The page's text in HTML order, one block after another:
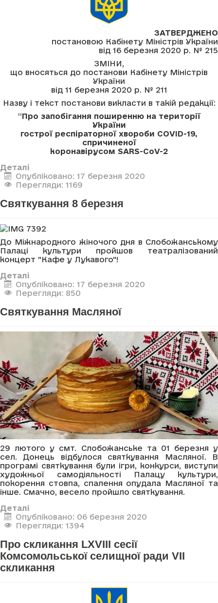
ЗАТВЕРДЖЕНО
постановою Кабінету Міністрів України
від 16 березня 2020 р. № 215
ЗМІНИ,
що вносяться до постанови Кабінету Міністрів
України
від 11 березня 2020 р. № 211
Назву і текст постанови викласти в такій редакції:
“Про запобігання поширенню на території
України
гострої респіраторної хвороби COVID-19,
спричиненої
коронавірусом SARS-CoV-2
Деталі
Опубліковано: 17 березня 2020
Перегляди: 1169
Святкування 8 березня
До Міжнародного жіночого дня в Слобожанському
Палаці культури пройшов театралізований
концерт "Кафе у Лукавого"!
Деталі
Опубліковано: 17 березня 2020
Перегляди: 850
Святкування Масляної
29 лютого у смт. Слобожанське та 01 березня у
сел. Донець відбулося святкування Масляної. В
програмі святкування були ігри, конкурси, виступи
художньої самодіяльності Палацу культури,
покорення стовпа, спалення опудала Масляної та
інше. Смачно, весело пройшло святкування.
Деталі
Опубліковано: 06 березня 2020
Перегляди: 1394
Про скликання LXVIII сесії
Комсомольської селищної ради VII
скликання